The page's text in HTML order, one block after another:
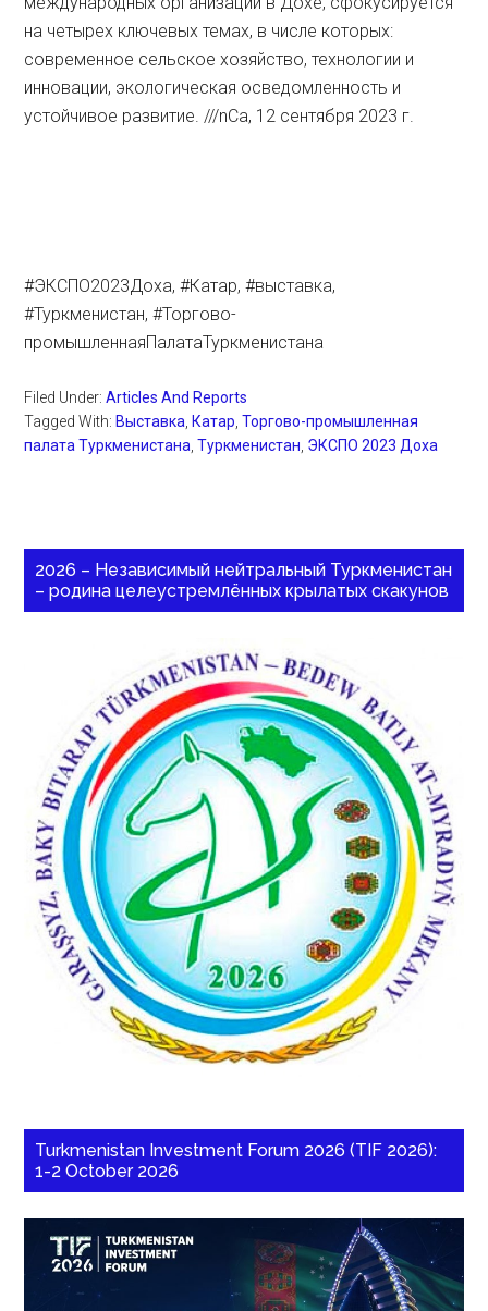
на четырех ключевых темах, в числе которых:
современное сельское хозяйство, технологии и
инновации, экологическая осведомленность и
устойчивое развитие. ///nCa, 12 сентября 2023 г.
#ЭКСПО2023Доха, #Катар, #выставка,
#Туркменистан, #Торгово-
промышленнаяПалатаТуркменистана
Filed Under:Articles And Reports
Tagged With: Выставка Катар ,Торгово-промышленная
палата Туркменистана ,Туркменистан ЭКСПО 2023 Доха
2026 – Независимый нейтральный Туркменистан
– родина целеустремлённых крылатых скакунов
Turkmenistan Investment Forum 2026 (TIF 2026):
1-2 October 2026